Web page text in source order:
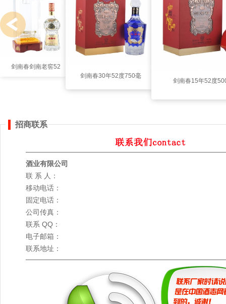
剑南春剑南老窖52
剑南春30年52度750毫
剑南春15年52度
招商联系
酒业有限公司
联 系 人：
移动电话：
固定电话：
公司传真：
联系 QQ：
电子邮箱：
联系地址：